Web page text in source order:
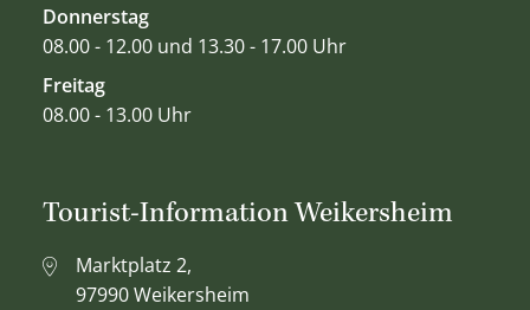
Donnerstag
08.00 - 12.00 und 13.30 - 17.00 Uhr
Freitag
08.00 - 13.00 Uhr
Tourist-Information Weikersheim
Marktplatz 2,
97990 Weikersheim